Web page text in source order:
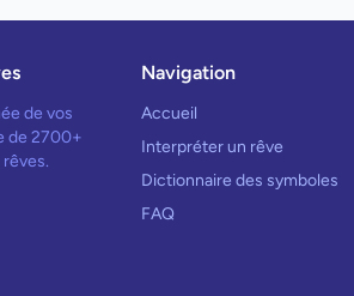
de vos
de 2700+
Navigation
Accueil
Interpréter un rêve
Dictionnaire des symboles
FAQ